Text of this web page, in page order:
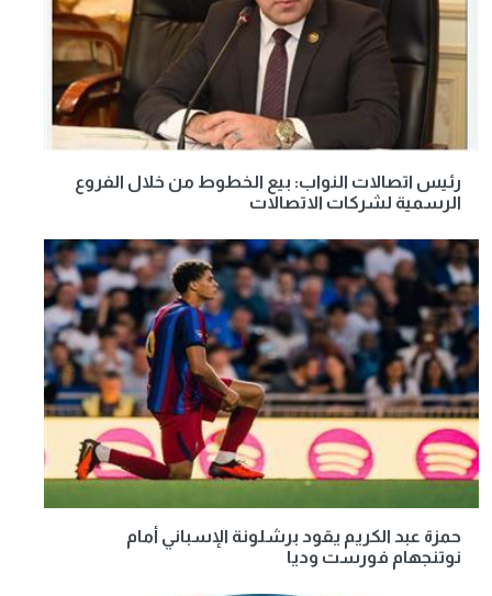
رئيس اتصالات النواب: بيع الخطوط من خلال الفروع
الرسمية لشركات الاتصالات
حمزة عبد الكريم يقود برشلونة الإسباني أمام
نوتنجهام فورست وديا